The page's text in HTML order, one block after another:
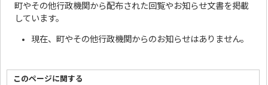
町やその他行政機関から配布された回覧やお知らせ文書を掲載
しています。
現在、町やその他行政機関からのお知らせはありません。
このページに関する